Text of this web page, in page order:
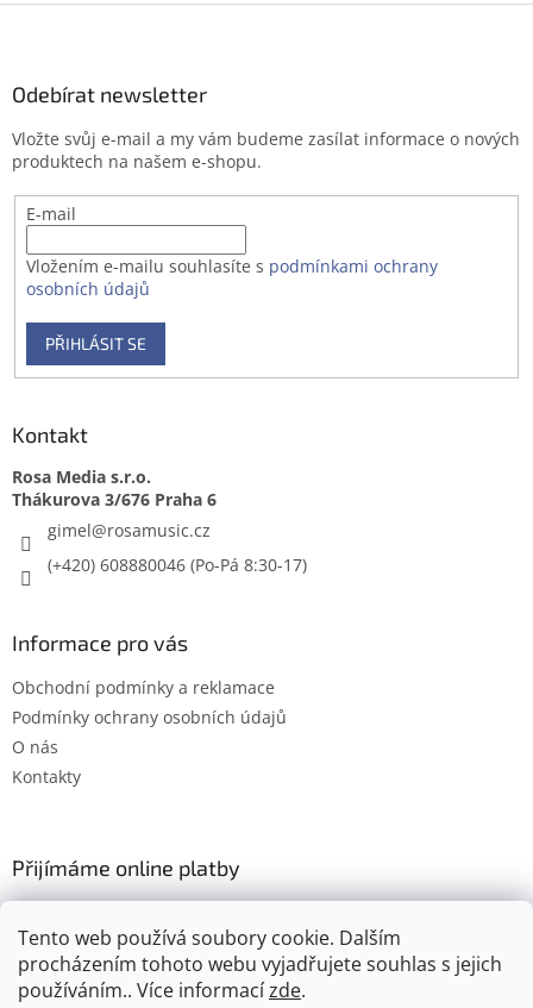
Tento web používá soubory cookie. Dalším
procházením tohoto webu vyjadřujete souhlas s jejich
používáním.. Více informacízde.
Odebírat newsletter
Vložte svůj e-mail a my vám budeme zasílat informace o nových
produktech na našem e-shopu.
E-mail
Vložením e-mailu souhlasíte s podmínkami ochrany
osobních údajů
PŘIHLÁSIT SE
Kontakt
Rosa Media s.r.o.
gimel@rosamusic.cz
(+420) 608880046
Informace pro vás
Obchodní podmínky a reklamace
Podmínky ochrany osobních údajů
O nás
Kontakty
Přijímáme online platby